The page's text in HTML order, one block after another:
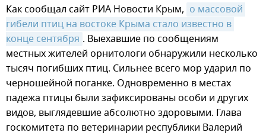
Как сообщал сайт РИА Новости Крым, о массовой
гибели птиц на востоке Крыма стало известно в
конце сентября . Выехавшие по сообщениям
местных жителей орнитологи обнаружили несколько
тысяч погибших птиц. Сильнее всего мор ударил по
черношейной поганке. Одновременно в местах
падежа птицы были зафиксированы особи и других
видов, выглядевшие абсолютно здоровыми. Глава
госкомитета по ветеринарии республики Валерий